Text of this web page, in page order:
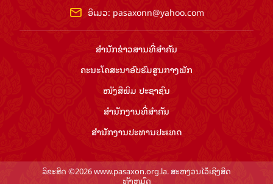
ອີເມວ: pasaxonn@yahoo.com
ສຳ​ນັກ​ຂ່າວ​ສານ​ທີ່​ສຳ​ຄັນ​
ຄະນະໂຄສະນາອົບຮົມ​ສູນ​ກາງ​ພັກ
ໜັງສືພິມ ປະ​ຊາ​ຊົນ
ສຳ​ນັກ​ງານ​ທີ່​ສຳ​ຄັນ
ສຳ​ນັກ​ງານ​ປະ​ທານ​ປະ​ເທດ
ລິຂະສິດ ©2026 www.pasaxon.org.la. ສະຫງວນໄວ້ເຊິງສິດ
ທັງຫມົດ